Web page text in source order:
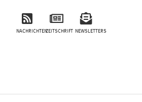
NACHRICHTENZEITSCHRIFT NEWSLETTERS